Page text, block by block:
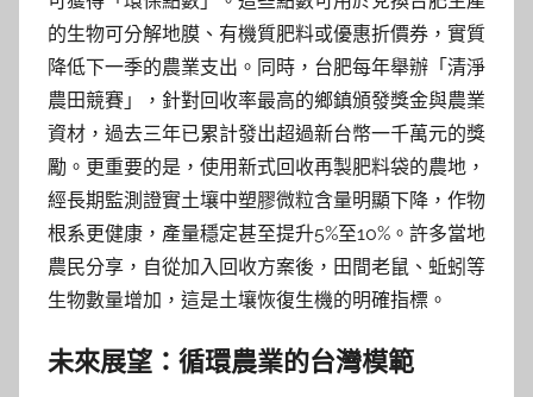
的生物可分解地膜、有機質肥料或優惠折價券，實質
降低下一季的農業支出。同時，台肥每年舉辦「清淨
農田競賽」，針對回收率最高的鄉鎮頒發獎金與農業
資材，過去三年已累計發出超過新台幣一千萬元的獎
勵。更重要的是，使用新式回收再製肥料袋的農地，
經長期監測證實土壤中塑膠微粒含量明顯下降，作物
根系更健康，產量穩定甚至提升5%至10%。許多當地
農民分享，自從加入回收方案後，田間老鼠、蚯蚓等
生物數量增加，這是土壤恢復生機的明確指標。
未來展望：循環農業的台灣模範